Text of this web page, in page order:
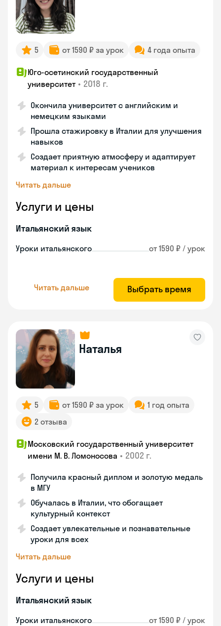
5 от 1590 ₽ за урок 4 года опыта
Юго-осетинский государственный
университет • 2018 г.
Окончила университет с английским и
немецким языками
Прошла стажировку в Италии для улучшения
навыков
Создает приятную атмосферу и адаптирует
материал к интересам учеников
Читать дальше
Услуги и цены
Итальянский язык
Уроки итальянского от 1590 ₽ / урок
Читать дальше Выбрать время
Наталья
5 от 1590 ₽ за урок
1 год опыта
2 отзыва
Московский государственный университет
имени М. В. Ломоносова • 2002 г.
Получила красный диплом и золотую медаль
в МГУ
Обучалась в Италии, что обогащает
культурный контекст
Создает увлекательные и познавательные
уроки для всех
Читать дальше
Услуги и цены
Итальянский язык
Уроки итальянского от 1590 ₽ / урок